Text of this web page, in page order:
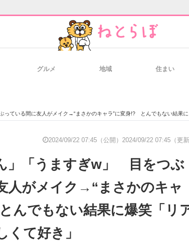
経営
製造
エ
グルメ 地域 住まい
友人がメイク→“まさかのキャラ”に変身!? とんでもない結果に爆笑「リアクションおかしくて好き」
2024/09/22 07:45（公開） 2024/09/22 07:45（更新
」「うますぎw」 目をつぶ
人がメイク→“まさかのキャ
んでもない結果に爆笑「リ
くて好き」